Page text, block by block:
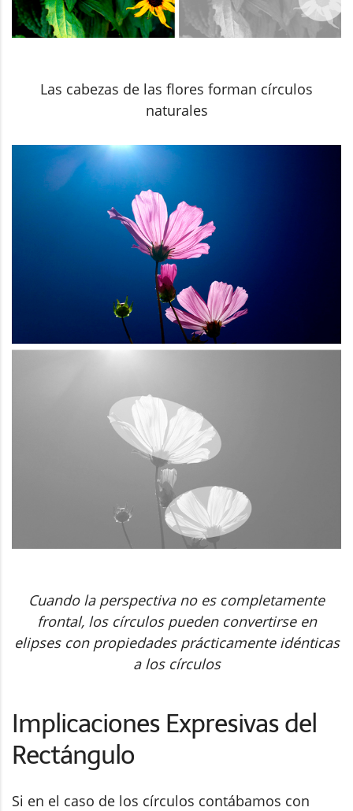
Las cabezas de las flores forman círculos
naturales
Cuando la perspectiva no es completamente
frontal, los círculos pueden convertirse en
elipses con propiedades prácticamente idénticas
a los círculos
Implicaciones Expresivas del
Rectángulo
Si en el caso de los círculos contábamos con